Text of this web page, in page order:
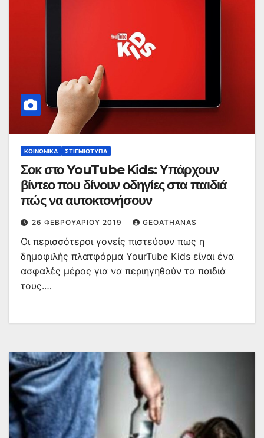
ΚΟΙΝΩΝΙΚΆ ΣΤΙΓΜΙΌΤΥΠΑ
Σοκ στο YouTube Kids: Υπάρχουν
βίντεο που δίνουν οδηγίες στα παιδιά
πώς να αυτοκτονήσουν
26 ΦΕΒΡΟΥΑΡΊΟΥ 2019 GEOATHANAS
Οι περισσότεροι γονείς πιστεύουν πως η
δημοφιλής πλατφόρμα YourTube Kids είναι ένα
ασφαλές μέρος για να περιηγηθούν τα παιδιά
τους.…